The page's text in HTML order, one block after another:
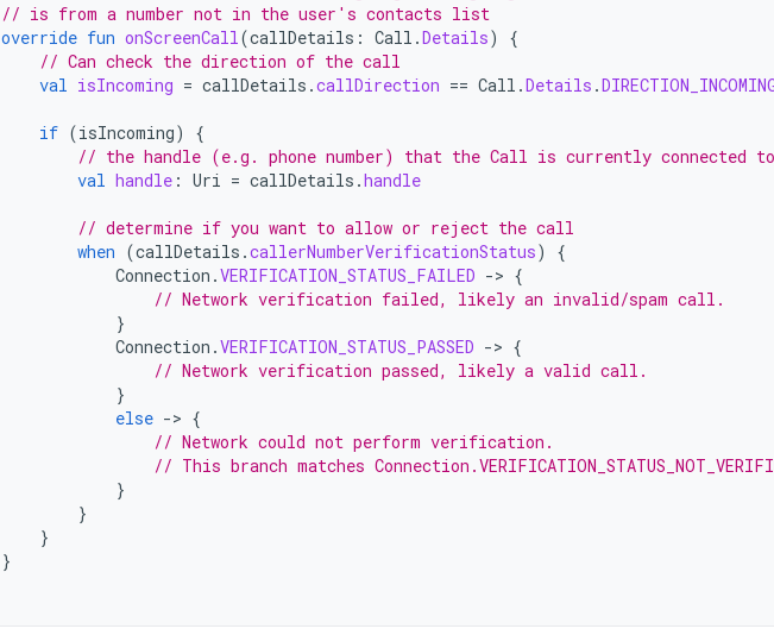
// is from a number not in the user's contacts list
override fun onScreenCall(callDetails : Call .Details)
{
// Can check the direction of the call
val isIncoming = callDetails .callDirection == Call .Details .
if (isIncoming)
{
// the handle (e.g. phone number) that the Call is currently connected to
val handle : Uri = callDetails .handle
// determine if you want to allow or reject the call
when (callDetails .callerNumberVerificationStatus)
{
Connection .VERIFICATION_STATUS_FAILED -> {
// Network verification failed, likely an invalid/spam call.
}
Connection .VERIFICATION_STATUS_PASSED -> {
// Network verification passed, likely a valid call.
}
else -> {
// Network could not perform verification.
// This branch matches
}
}
}
}